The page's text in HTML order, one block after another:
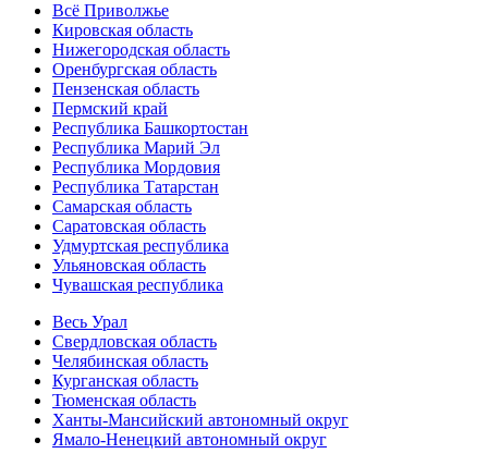
Всё Приволжье
Кировская область
Нижегородская область
Оренбургская область
Пензенская область
Пермский край
Республика Башкортостан
Республика Марий Эл
Республика Мордовия
Республика Татарстан
Самарская область
Саратовская область
Удмуртская республика
Ульяновская область
Чувашская республика
Весь Урал
Свердловская область
Челябинская область
Курганская область
Тюменская область
Ханты-Мансийский автономный округ
Ямало-Ненецкий автономный округ